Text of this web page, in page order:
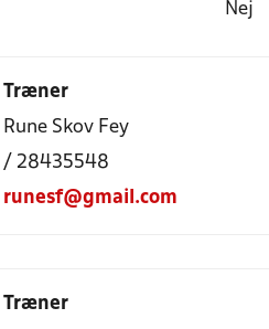
Nej
Træner
Rune Skov Fey
/ 28435548
runesf@gmail.com
Træner